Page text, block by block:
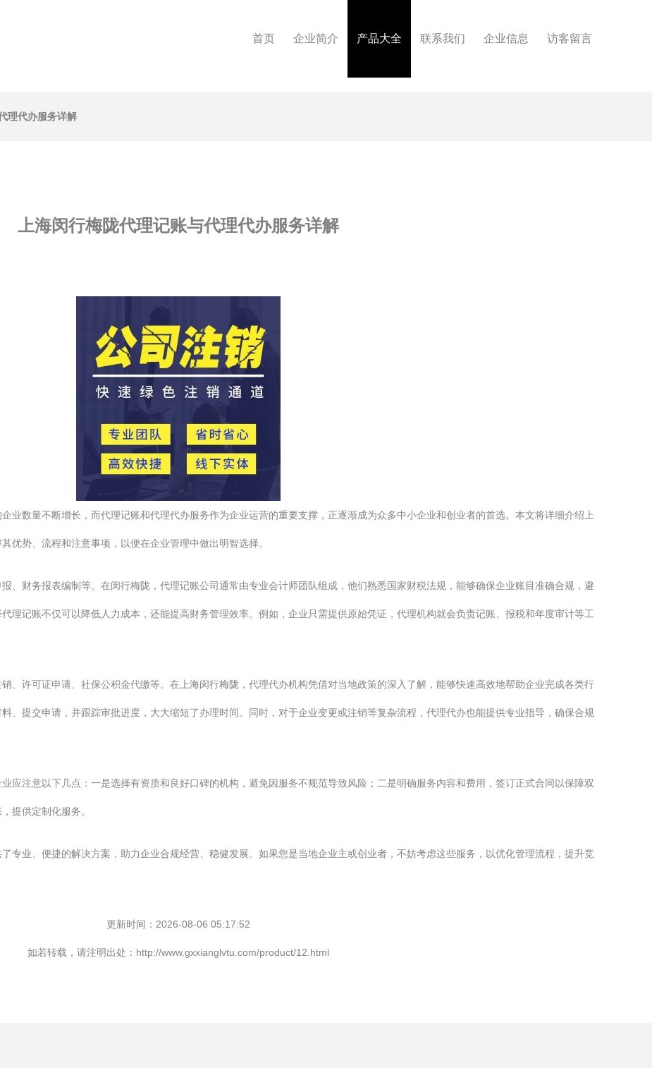
首页 企业简介 产品大全 联系我们 企业信息 访客留言
理代办服务详解
上海闵行梅陇代理记账与代理代办服务详解
业数量不断增长，而代理记账和代理代办服务作为企业运营的重要支撑，正逐渐成为众多中小企业和创业者的首选。本文将详细介绍上
优势、流程和注意事项，以便在企业管理中做出明智选择。
、财务报表编制等。在闵行梅陇，代理记账公司通常由专业会计师团队组成，他们熟悉国家财税法规，能够确保企业账目准确合规，避
理记账不仅可以降低人力成本，还能提高财务管理效率。例如，企业只需提供原始凭证，代理机构就会负责记账、报税和年度审计等工
、许可证申请、社保公积金代缴等。在上海闵行梅陇，代理代办机构凭借对当地政策的深入了解，能够快速高效地帮助企业完成各类行
、提交申请，并跟踪审批进度，大大缩短了办理时间。同时，对于企业变更或注销等复杂流程，代理代办也能提供专业指导，确保合规
应注意以下几点：一是选择有资质和良好口碑的机构，避免因服务不规范导致风险；二是明确服务内容和费用，签订正式合同以保障双
提供定制化服务。
专业、便捷的解决方案，助力企业合规经营、稳健发展。如果您是当地企业主或创业者，不妨考虑这些服务，以优化管理流程，提升竞
更新时间：2026-08-06 05:17:52
如若转载，请注明出处：http://www.gxxianglvtu.com/product/12.html